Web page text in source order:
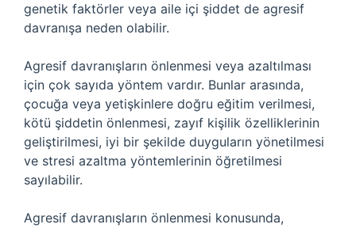
genetik faktörler veya aile içi şiddet de agresif
davranışa neden olabilir.
Agresif davranışların önlenmesi veya azaltılması
için çok sayıda yöntem vardır. Bunlar arasında,
çocuğa veya yetişkinlere doğru eğitim verilmesi,
kötü şiddetin önlenmesi, zayıf kişilik özelliklerinin
geliştirilmesi, iyi bir şekilde duyguların yönetilmesi
ve stresi azaltma yöntemlerinin öğretilmesi
sayılabilir.
Agresif davranışların önlenmesi konusunda,